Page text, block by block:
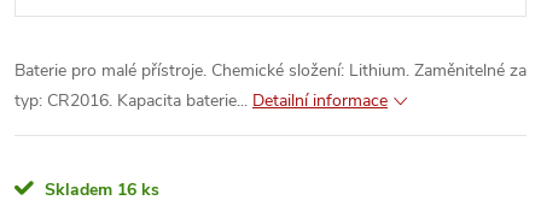
Baterie pro malé přístroje. Chemické složení: Lithium. Zaměnitelné za
typ: CR2016. Kapacita baterie... Detailní informace
Skladem 16 ks